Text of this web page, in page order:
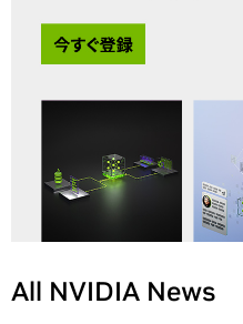
All NVIDIA News